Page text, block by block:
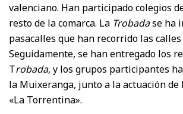
valenciano. Han participado colegios
resto de la comarca. La Trobadase ha
pasacalles que han recorrido las
Seguidamente, se han entregado los
Trobada, y los grupos participantes
la Muixeranga, junto a la actuación
«La Torrentina».